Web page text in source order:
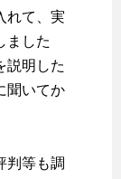
れて、実
ました
説明した
聞いてか
判等も調